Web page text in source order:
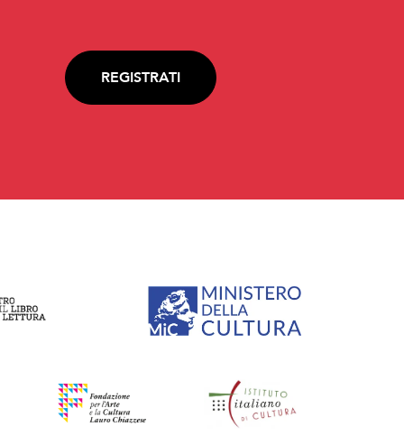
REGISTRATI